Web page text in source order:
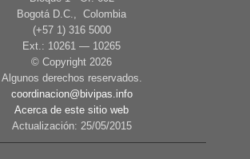
Bogotá D.C., Colombia
(+57 1) 316 5000
Ext.: 10261 — 10265
© Copyright 2026
Algunos derechos reservados.
coordinacion@bivipas.info
Acerca de este sitio web
Actualización: 25/05/2015